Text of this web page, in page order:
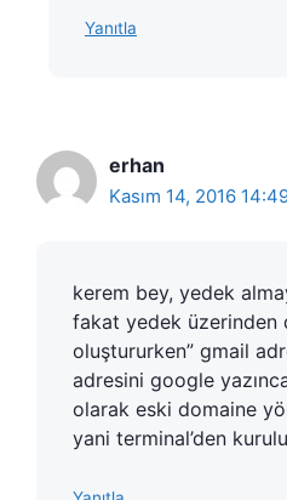
Yanıtla
erhan
Kasım 14, 2016
kerem bey, yedek
fakat yedek üzerinden
oluştururken” gmail
adresini google
olarak eski domaine
yani terminal’den